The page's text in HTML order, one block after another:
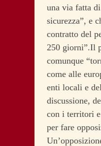
una via fatta
sicurezza”, e
contratto del
250 giorni”.Il
comunque
come alle
enti locali e
discussione,
con i territori
per fare